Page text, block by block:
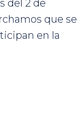
del 2 de
que se
en la